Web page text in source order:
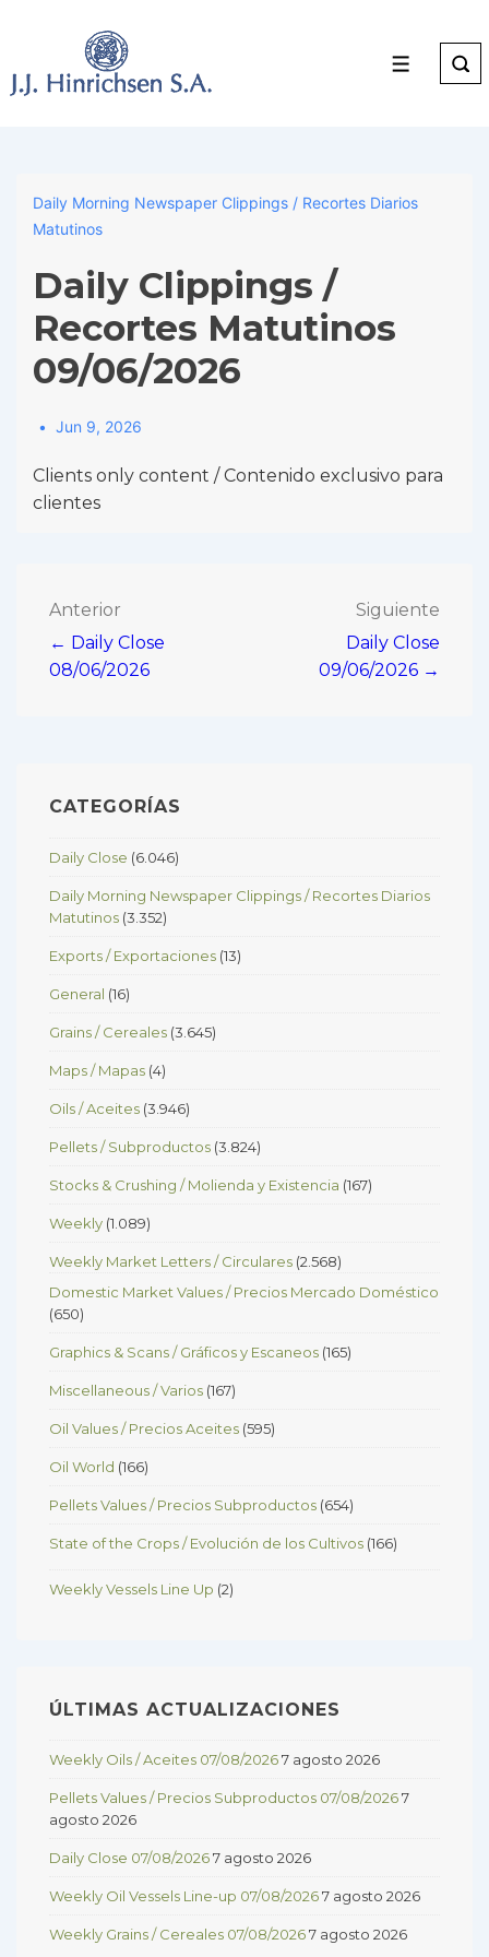
Main
Menu
Daily Morning Newspaper Clippings / Recortes Diarios
Matutinos
Daily Clippings /
Recortes Matutinos
09/06/2026
Jun 9, 2026
Clients only content / Contenido exclusivo para
clientes
Navegación
de
Anterior
← Daily Close
08/06/2026
Siguiente
Daily Close
09/06/2026 →
CATEGORÍAS
Daily Close (6.046)
Daily Morning Newspaper Clippings / Recortes Diarios
Matutinos (3.352)
Exports / Exportaciones (13)
General (16)
Grains / Cereales (3.645)
Maps / Mapas (4)
Oils / Aceites (3.946)
Pellets / Subproductos (3.824)
Stocks & Crushing / Molienda y Existencia (167)
Weekly (1.089)
Weekly Market Letters / Circulares (2.568)
Domestic Market Values / Precios Mercado Doméstico
(650)
Graphics & Scans / Gráficos y Escaneos (165)
Miscellaneous / Varios (167)
Oil Values / Precios Aceites (595)
Oil World (166)
Pellets Values / Precios Subproductos (654)
State of the Crops / Evolución de los Cultivos (166)
Weekly Vessels Line Up (2)
ÚLTIMAS ACTUALIZACIONES
Weekly Oils / Aceites 07/08/20267 agosto 2026
Pellets Values / Precios Subproductos 07/08/20267
agosto 2026
Daily Close 07/08/20267 agosto 2026
Weekly Oil Vessels Line-up 07/08/20267 agosto 2026
Weekly Grains / Cereales 07/08/20267 agosto 2026